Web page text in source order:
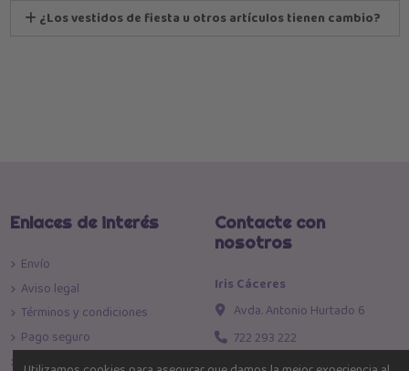
¿Los vestidos de fiesta u otros artículos tienen cambio?
Enlaces de interés
Envío
Aviso legal
Términos y condiciones
Pago seguro
Política de devoluciones
Contacte con
nosotros
Iris Cáceres
Avda. Antonio Hurtado 6
722 293 222
info@iriscaceres.com